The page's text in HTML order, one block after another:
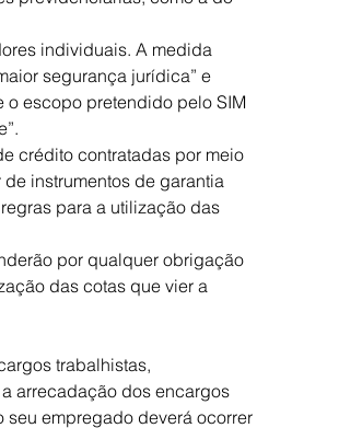
individuais. A medida
segurança jurídica” e
o escopo pretendido pelo SIM
crédito contratadas por meio
instrumentos de garantia
para a utilização das
por qualquer obrigação
das cotas que vier a
trabalhistas,
arrecadação dos encargos
empregado deverá ocorrer